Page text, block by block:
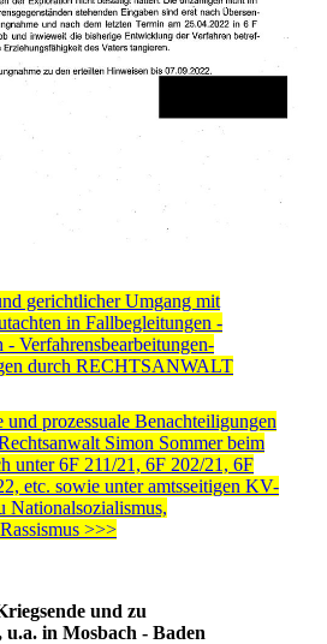
gerichtlicher Umgang mit
in Fallbegleitungen -
- Verfahrensbearbeitungen-
durch RECHTSANWALT
prozessuale Benachteiligungen
Simon Sommer beim
unter 6F 211/21, 6F 202/21, 6F
etc. sowie unter amtsseitigen KV-
Nationalsozialismus,
>>>
und zu
in Mosbach - Baden